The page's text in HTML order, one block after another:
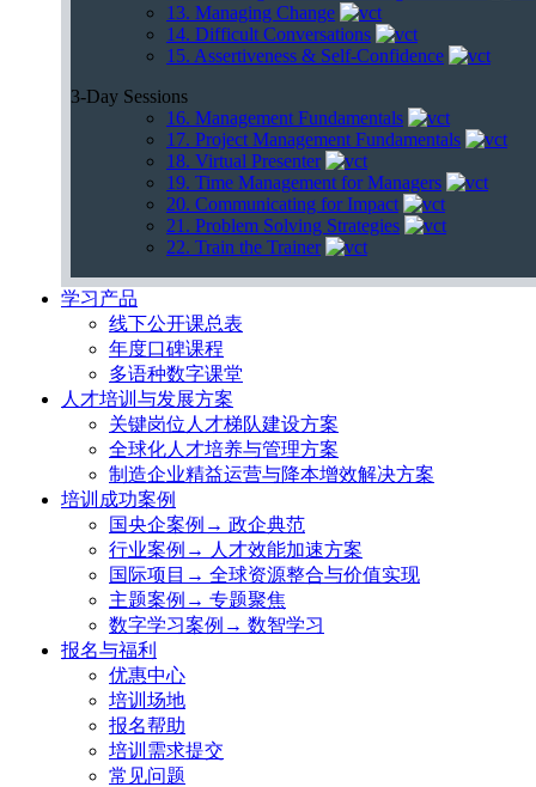
13. Managing Change
14. Difficult Conversations
15. Assertiveness & Self-Confidence
3-Day Sessions
16. Management Fundamentals
17. Project Management Fundamentals
18. Virtual Presenter
19. Time Management for Managers
20. Communicating for Impact
21. Problem Solving Strategies
22. Train the Trainer
学习产品
线下公开课总表
年度口碑课程
多语种数字课堂
人才培训与发展方案
关键岗位人才梯队建设方案
全球化人才培养与管理方案
制造企业精益运营与降本增效解决方案
培训成功案例
国央企案例→ 政企典范
行业案例→ 人才效能加速方案
国际项目→ 全球资源整合与价值实现
主题案例→ 专题聚焦
数字学习案例→ 数智学习
报名与福利
优惠中心
培训场地
报名帮助
培训需求提交
常见问题